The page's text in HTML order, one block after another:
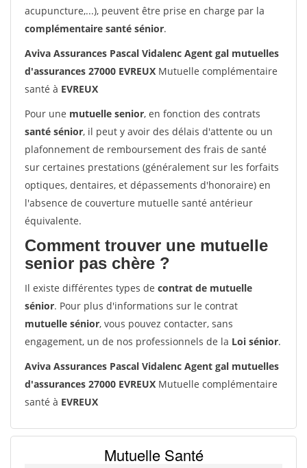
acupuncture,...), peuvent être prise en charge par la
complémentaire santé sénior.
Aviva Assurances Pascal Vidalenc Agent gal mutuelles
d'assurances 27000 EVREUX Mutuelle complémentaire
santé à EVREUX
Pour une mutuelle senior, en fonction des contrats
santé sénior, il peut y avoir des délais d'attente ou un
plafonnement de remboursement des frais de santé
sur certaines prestations (généralement sur les forfaits
optiques, dentaires, et dépassements d'honoraire) en
l'absence de couverture mutuelle santé antérieur
équivalente.
Comment trouver une mutuelle
senior pas chère ?
Il existe différentes types de contrat de mutuelle
sénior. Pour plus d'informations sur le contrat
mutuelle sénior, vous pouvez contacter, sans
engagement, un de nos professionnels de la Loi sénior.
Aviva Assurances Pascal Vidalenc Agent gal mutuelles
d'assurances 27000 EVREUX Mutuelle complémentaire
santé à EVREUX